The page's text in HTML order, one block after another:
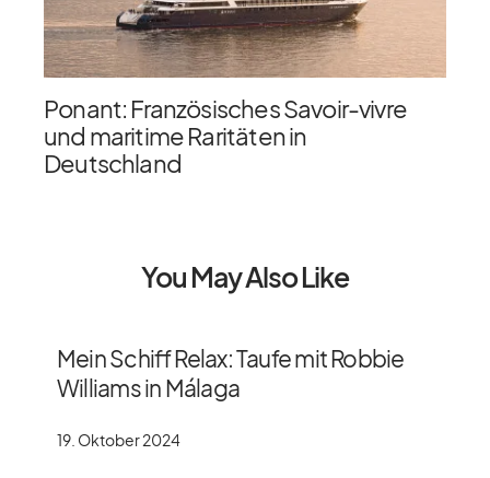
Ponant: Französisches Savoir-vivre
und maritime Raritäten in
Deutschland
You May Also Like
Mein Schiff Relax: Taufe mit Robbie
Williams in Málaga
19. Oktober 2024